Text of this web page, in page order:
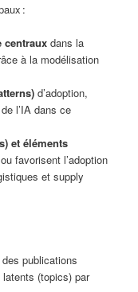
:
centrauxdans la
à la modélisation
d’adoption,
l’IA dans ce
et éléments
favorisent l’adoption
et supply
publications
(topics) par